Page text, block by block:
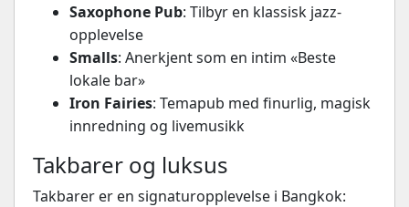
Saxophone Pub: Tilbyr en klassisk jazz-
opplevelse
Smalls: Anerkjent som en intim «Beste
lokale bar»
Iron Fairies: Temapub med finurlig, magisk
innredning og livemusikk
Takbarer og luksus
Takbarer er en signaturopplevelse i Bangkok: